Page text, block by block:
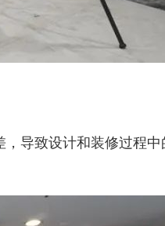
导致设计和装修过程中